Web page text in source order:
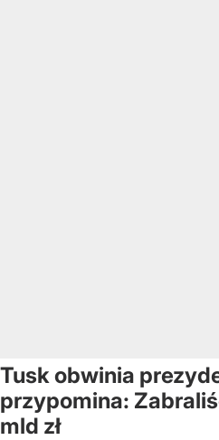
Tusk obwinia
przypomina:
mld zł